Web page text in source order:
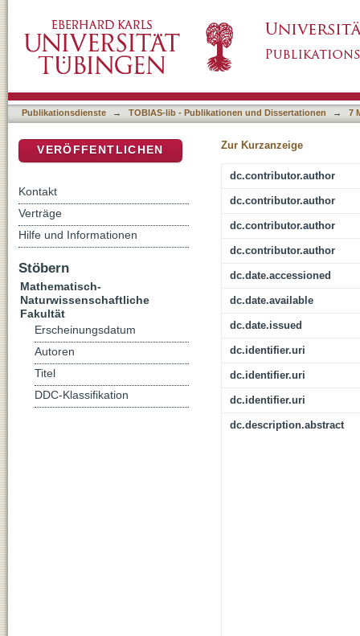
Forecasting
Publikationsdienste → TOBIAS-lib - Publikationen und Dissertationen → 7
Zur Kurzanzeige
dc.contributor.author
dc.contributor.author
dc.contributor.author
dc.contributor.author
dc.date.accessioned
dc.date.available
dc.date.issued
dc.identifier.uri
dc.identifier.uri
dc.identifier.uri
dc.description.abstract
VERÖFFENTLICHEN
Kontakt
Verträge
Hilfe und Informationen
Stöbern
Mathematisch-
Naturwissenschaftliche
Fakultät
Erscheinungsdatum
Autoren
Titel
DDC-Klassifikation